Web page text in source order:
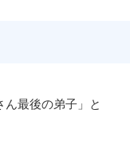
最後の弟子」と